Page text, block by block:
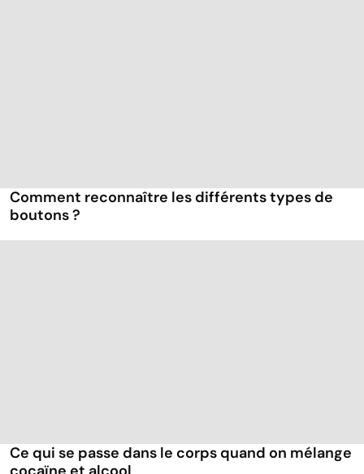
Comment reconnaître les différents types de
boutons ?
Ce qui se passe dans le corps quand on mélange